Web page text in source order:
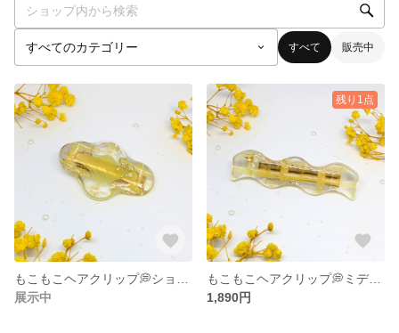
すべて 販売中
展示中
残り1点
もこもこヘアクリップ💭ミディアム（イエローチェック）
1,890円